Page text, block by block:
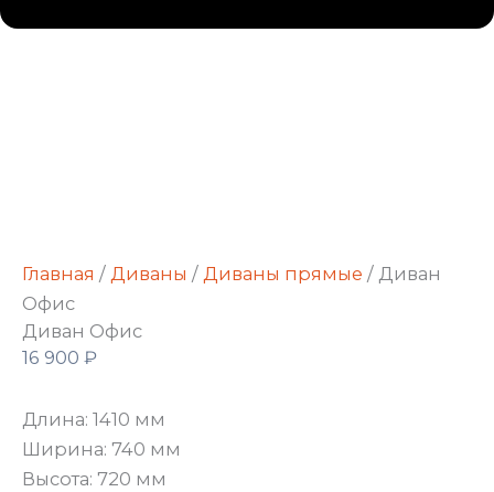
Главная / Диваны / Диваны прямые / Диван
Офис
Диван Офис
16 900 ₽
Длина: 1410 мм
Ширина: 740 мм
Высота: 720 мм